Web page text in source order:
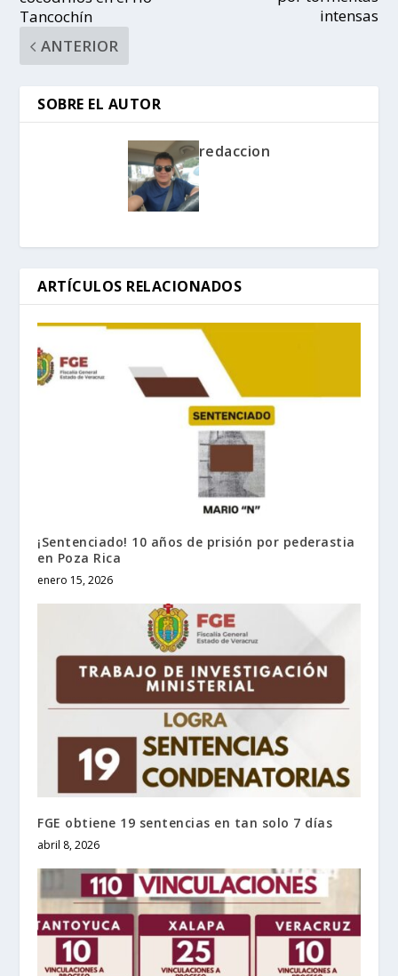
Tancochín
ANTERIOR
intensas
SOBRE EL AUTOR
redaccion
ARTÍCULOS RELACIONADOS
¡Sentenciado! 10 años de prisión por pederastia
en Poza Rica
enero 15, 2026
FGE obtiene 19 sentencias en tan solo 7 días
abril 8, 2026